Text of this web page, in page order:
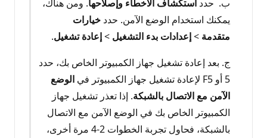
ب. حدد استكشاف الأخطاء وإصلاحها. ومن هناك،
يمكنك استخدام الوضع الآمن. حدد خيارات
متقدمة >إعدادات بدء التشغيل >إعادة تشغيل.
ج. بعد إعادة تشغيل جهاز الكمبيوتر الخاص بك، حدد
5 أو F5 لإعادة تشغيل جهاز الكمبيوتر في
الوضع
الآمن مع الاتصال بالشبكة. إذا تعذر تشغيل جهاز
الكمبيوتر الخاص بك في الوضع الآمن مع الاتصال
بالشبكة، فحاول تجربة الخطوات 2-4 مرة أخرى،